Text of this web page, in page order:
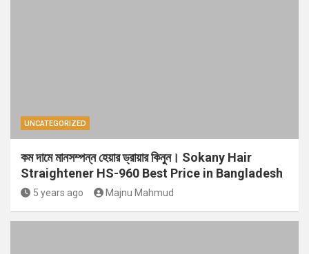
UNCATEGORIZED
কম দামে মানসম্পন্ন হেয়ার ড্রায়ার কিনুন। Sokany Hair
Straightener HS-960 Best Price in Bangladesh
5 years ago Majnu Mahmud